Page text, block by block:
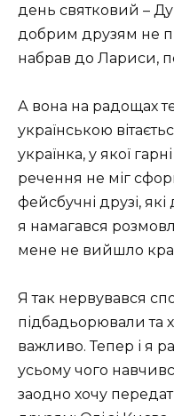
день святковий –
добрим друзям не
набрав до Лариси,
А вона на радощах
українською
українка, у якої
речення не міг
фейсбучні друзі,
я намагався
мене не вийшло
Я так нервувався
підбадьорювали та
важливо. Тепер і я
усьому чого
заодно хочу